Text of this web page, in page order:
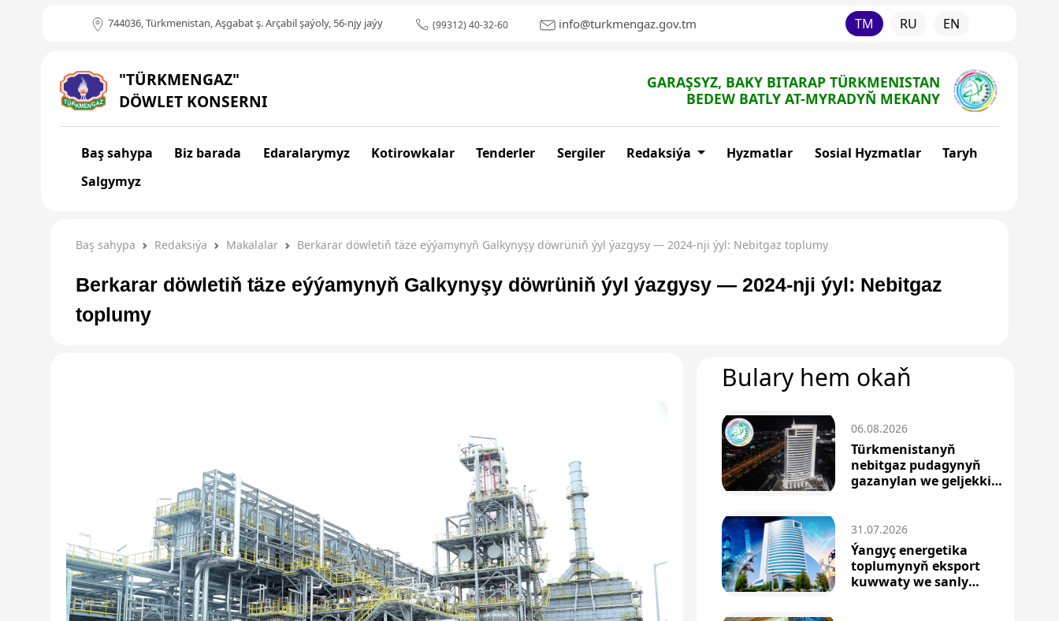
744036, Türkmenistan, Aşgabat ş. Arçabil şaýoly, 56-njy jaýy (99312) 40-32-60 info@turkmengaz.gov.tm TM RU EN
"TÜRKMENGAZ"
DÖWLET KONSERNI
GARAŞSYZ, BAKY BITARAP TÜRKMENISTAN
BEDEW BATLY AT-MYRADYŇ MEKANY
Baş sahypa Biz barada Edaralarymyz Kotirowkalar Tenderler Sergiler Redaksiýa Hyzmatlar Sosial Hyzmatlar
Taryh
Salgymyz
Baş sahypa Redaksiýa Makalalar Berkarar döwletiň täze eýýamynyň Galkynyşy döwrüniň ýyl ýazgysy — 2024-nji ýyl: Nebitgaz toplumy
Berkarar döwletiň täze eýýamynyň Galkynyşy döwrüniň ýyl ýazgysy — 2024-nji ýyl: Nebitgaz
toplumy
Bulary hem okaň
06.08.2026
Türkmenistanyň
nebitgaz pudagynyň
gazanylan we geljekki
31.07.2026
Ýangyç energetika
toplumynyň eksport
kuwwaty we sanly